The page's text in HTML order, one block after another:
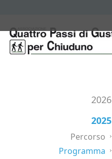
2026
2025
Percorso
Programma